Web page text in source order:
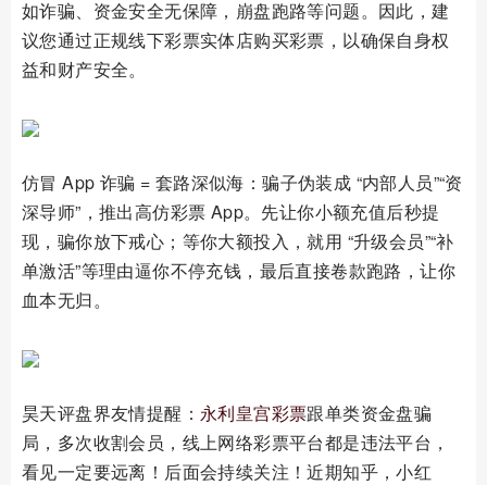
如诈骗、资金安全无保障，崩盘跑路等问题。因此，建
议您通过正规线下彩票实体店购买彩票，以确保自身权
益和财产安全。
仿冒 App 诈骗 = 套路深似海：骗子伪装成 “内部人员”“资
深导师”，推出高仿彩票 App。先让你小额充值后秒提
现，骗你放下戒心；等你大额投入，就用 “升级会员”“补
单激活”等理由逼你不停充钱，最后直接卷款跑路，让你
血本无归。
昊天评盘界友情提醒： 永利皇宫彩票跟单类资金盘骗
局，多次收割会员，线上网络彩票平台都是违法平台，
看见一定要远离！后面会持续关注！近期知乎，小红